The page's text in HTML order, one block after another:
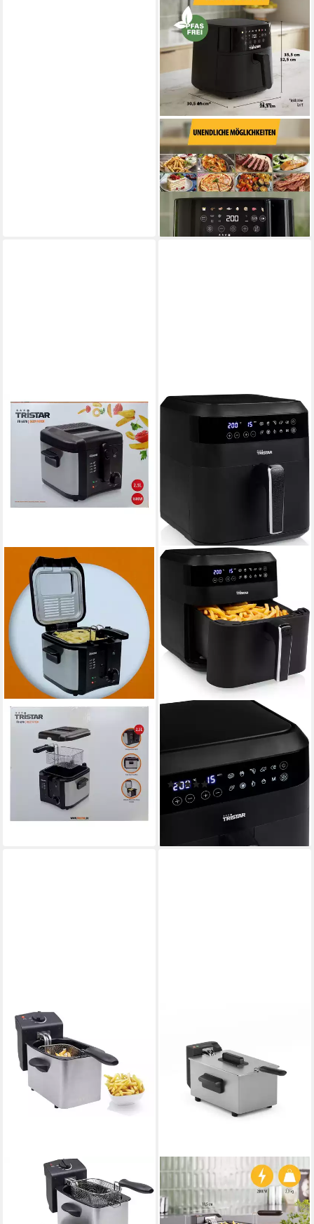
TRISTAR
Heißluftfritteuse FR-9060
1700W Leistung
ab 54,99 € UVP89,99 €
-39%
lieferbar - in 2-3 Werktagen bei dir
TRISTAR
Fritteuse
49,99 € UVP64,90 €
lieferbar - in 2-3 Werktagen bei dir
Heißluftfritteuse FR6999
XXL
1700W Leistung
(2)
ab 89,99 € UVP99,99 €
-10%
lieferbar - in 2-3 Werktagen bei dir